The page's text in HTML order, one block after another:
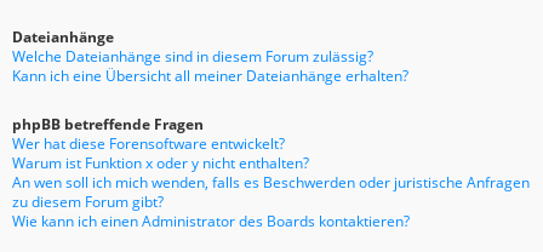
Dateianhänge
Welche Dateianhänge sind in diesem Forum zulässig?
Kann ich eine Übersicht all meiner Dateianhänge erhalten?
phpBB betreffende Fragen
Wer hat diese Forensoftware entwickelt?
Warum ist Funktion x oder y nicht enthalten?
An wen soll ich mich wenden, falls es Beschwerden oder juristische Anfragen
zu diesem Forum gibt?
Wie kann ich einen Administrator des Boards kontaktieren?